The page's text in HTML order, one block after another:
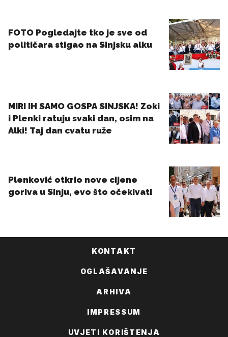
KONTAKT
OGLAŠAVANJE
ARHIVA
IMPRESSUM
UVJETI KORIŠTENJA